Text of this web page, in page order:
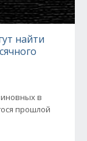
найти
в
прошлой